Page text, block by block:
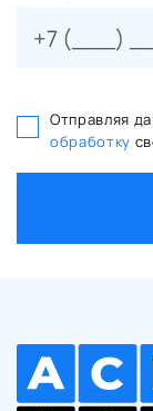
Отправляя
обработку